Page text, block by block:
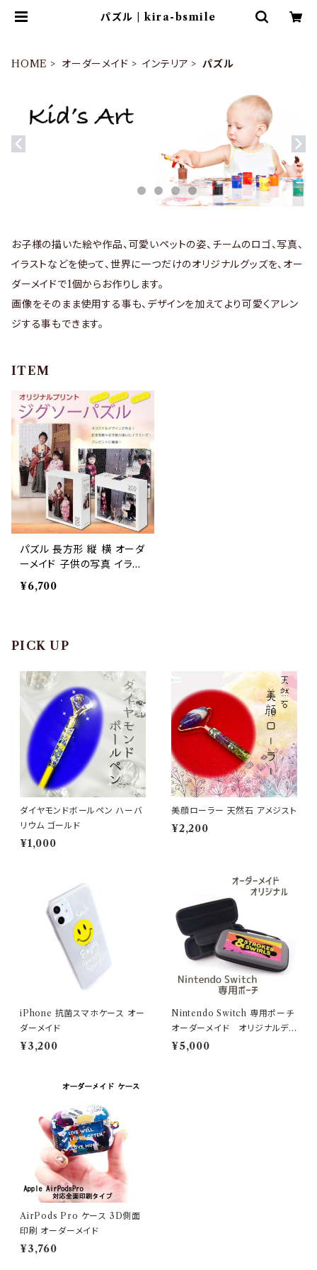
パズル | kira-bsmile
HOME オーダーメイド インテリア パズル
お子様の描いた絵や作品、可愛いペットの姿、チームのロゴ、写真、
イラストなどを使って、世界に一つだけのオリジナルグッズを、オー
ダーメイドで1個からお作りします。
画像をそのまま使用する事も、デザインを加えてより可愛くアレン
ジする事もできます。
ITEM
パズル 長方形 縦 横 オーダ
ーメイド 子供の写真 イラス
ト 名入れ ペット 写真 プレ
ゼントオリジナルデザイン
¥6,700
PICK UP
ダイヤモンドボールペン ハーバ
リウム ゴールド
¥1,000
美顔ローラー 天然石 アメジスト
¥2,200
iPhone 抗菌スマホケース オー
ダーメイド
¥3,200
Nintendo Switch 専用ポーチ
オーダーメイド オリジナルデ
ザイン
¥5,000
AirPods Pro ケース 3D側面
印刷 オーダーメイド
¥3,760